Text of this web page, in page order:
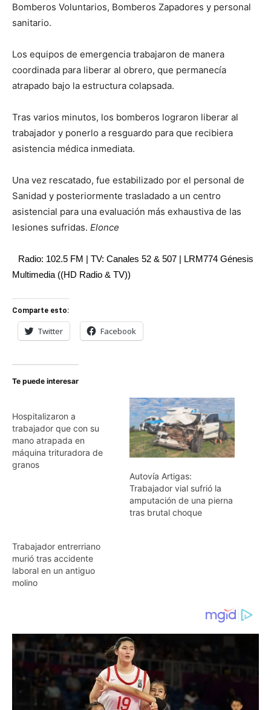
Bomberos Voluntarios, Bomberos Zapadores y personal
sanitario.
Los equipos de emergencia trabajaron de manera
coordinada para liberar al obrero, que permanecía
atrapado bajo la estructura colapsada.
Tras varios minutos, los bomberos lograron liberar al
trabajador y ponerlo a resguardo para que recibiera
asistencia médica inmediata.
Una vez rescatado, fue estabilizado por el personal de
Sanidad y posteriormente trasladado a un centro
asistencial para una evaluación más exhaustiva de las
lesiones sufridas. Elonce
Radio: 102.5 FM | TV: Canales 52 & 507 | LRM774 Génesis
Multimedia ((HD Radio & TV))
Comparte esto:
Twitter Facebook
Te puede interesar
Hospitalizaron a
trabajador que con su
mano atrapada en
máquina trituradora de
granos
Autovía Artigas:
Trabajador vial sufrió la
amputación de una pierna
tras brutal choque
Trabajador entrerriano
murió tras accidente
laboral en un antiguo
molino